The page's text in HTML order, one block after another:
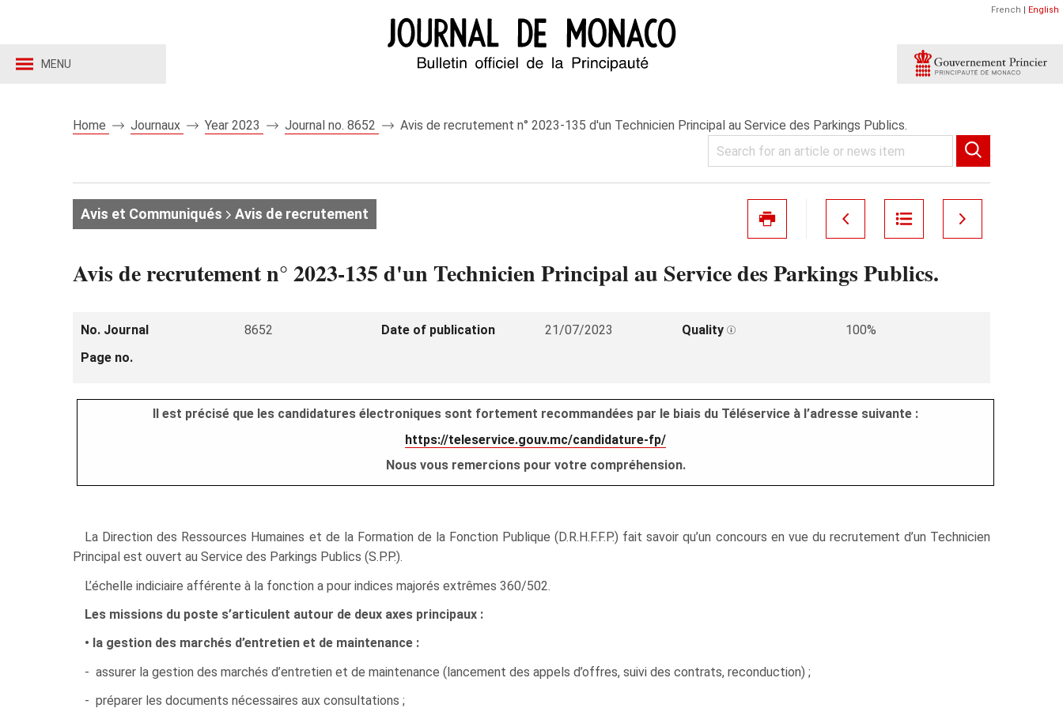
MENU
French | English
Home Journaux Year 2023 Journal no. 8652 Avis de recrutement n° 2023-135 d'un Technicien Principal au Service des Parkings Publics.
Avis et Communiqués Avis de recrutement
Avis de recrutement n° 2023-135 d'un Technicien Principal au Service des Parkings Publics.
No. Journal 8652 Date of publication 21/07/2023 Quality
100%
Page no.
Il est précisé que les candidatures électroniques sont fortement recommandées par le biais du Téléservice à l’adresse suivante :
https://teleservice.gouv.mc/candidature-fp/
Nous vous remercions pour votre compréhension.
La Direction des Ressources Humaines et de la Formation de la Fonction Publique (D.R.H.F.F.P.) fait savoir qu’un concours en vue du recrutement d’un Technicien
Principal est ouvert au Service des Parkings Publics (S.P.P.).
L’échelle indiciaire afférente à la fonction a pour indices majorés extrêmes 360/502.
Les missions du poste s’articulent autour de deux axes principaux :
• la gestion des marchés d’entretien et de maintenance :
- assurer la gestion des marchés d’entretien et de maintenance (lancement des appels d’offres, suivi des contrats, reconduction) ;
- préparer les documents nécessaires aux consultations ;